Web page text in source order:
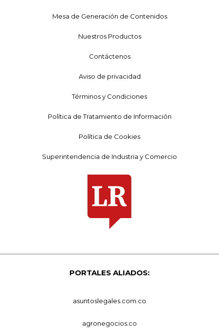
Mesa de Generación de Contenidos
Nuestros Productos
Contáctenos
Aviso de privacidad
Términos y Condiciones
Política de Tratamiento de Información
Política de Cookies
Superintendencia de Industria y Comercio
PORTALES ALIADOS:
asuntoslegales.com.co
agronegocios.co